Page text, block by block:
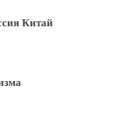
Китай